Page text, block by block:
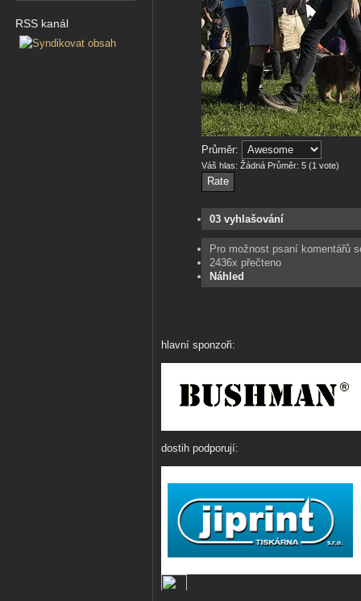
RSS kanál
Průměr:
Váš hlas: Žádná Průměr: 5 (1 vote)
03 vyhlašování
Pro možnost psaní komentářů
2436x přečteno
Náhled
hlavní sponzoři:
dostih podporují: